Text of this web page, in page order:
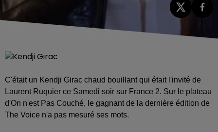
C'était un Kendji Girac chaud bouillant qui était l'invité de
Laurent Ruquier ce Samedi soir sur France 2. Sur le plateau
d'On n'est Pas Couché, le gagnant de la dernière édition de
The Voice n'a pas mesuré ses mots.